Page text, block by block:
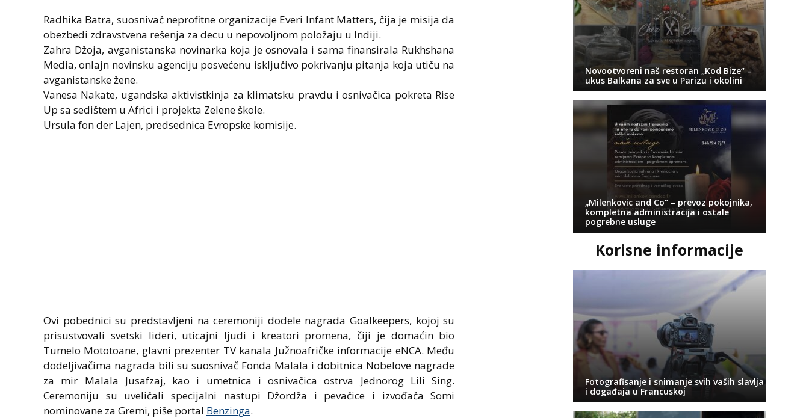
Radhika Batra, suosnivač neprofitne organizacije Everi Infant Matters, čija je misija da
obezbedi zdravstvena rešenja za decu u nepovoljnom položaju u Indiji.
Zahra Džoja, avganistanska novinarka koja je osnovala i sama finansirala Rukhshana
Media, onlajn novinsku agenciju posvećenu isključivo pokrivanju pitanja koja utiču na
avganistanske žene.
Vanesa Nakate, ugandska aktivistkinja za klimatsku pravdu i osnivačica pokreta Rise
Up sa sedištem u Africi i projekta Zelene škole.
Ursula fon der Lajen, predsednica Evropske komisije.
Ovi pobednici su predstavljeni na ceremoniji dodele nagrada Goalkeepers, kojoj su
prisustvovali svetski lideri, uticajni ljudi i kreatori promena, čiji je domaćin bio
Tumelo Mototoane, glavni prezenter TV kanala Južnoafričke informacije eNCA. Među
dodeljivačima nagrada bili su suosnivač Fonda Malala i dobitnica Nobelove nagrade
za mir Malala Jusafzaj, kao i umetnica i osnivačica ostrva Jednorog Lili Sing.
Ceremoniju su uveličali specijalni nastupi Džordža i pevačice i izvođača Somi
nominovane za Gremi, piše portal Benzinga.
Novootvoreni naš restoran „Kod Bize“ –
ukus Balkana za sve u Parizu i okolini
„Milenkovic and Co“ – prevoz pokojnika,
kompletna administracija i ostale
pogrebne usluge
Korisne informacije
Fotografisanje i snimanje svih vaših slavlja
i događaja u Francuskoj